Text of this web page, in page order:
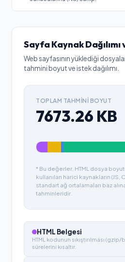
Sayfa Kaynak Dağılımı
Web sayfasının yüklediği
tahmini boyut ve istek dağılımı.
TOPLAM TAHMINI BOYUT
7673.26 KB
* Bu değerler, HTML dosya
kullanılan harici kaynakların (JS,
standart ağ ortalamaları baz
tahminleridir.
HTML Belgesi
HTML kodunun sıkıştırılması
sürelerini kısaltır.